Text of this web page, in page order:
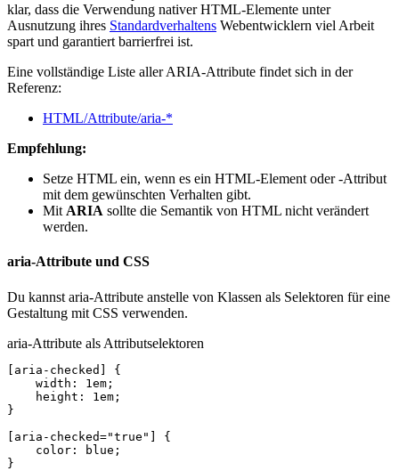
klar, dass die Verwendung nativer HTML-Elemente unter
Ausnutzung ihres Standardverhaltens Webentwicklern viel Arbeit
spart und garantiert barrierfrei ist.
Eine vollständige Liste aller ARIA-Attribute findet sich in der
Referenz:
HTML/Attribute/aria-*
Empfehlung:
Setze HTML ein, wenn es ein HTML-Element oder -Attribut
mit dem gewünschten Verhalten gibt.
Mit ARIA sollte die Semantik von HTML nicht verändert
werden.
aria-Attribute und CSS
Du kannst aria-Attribute anstelle von Klassen als Selektoren für eine
Gestaltung mit CSS verwenden.
aria-Attribute als Attributselektoren
[ aria-checked ]
{
width : 1em ;
height : 1em ;
}
[ aria-checked="true" ]
{
color : blue ;
}